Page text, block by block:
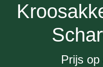
Prijs op